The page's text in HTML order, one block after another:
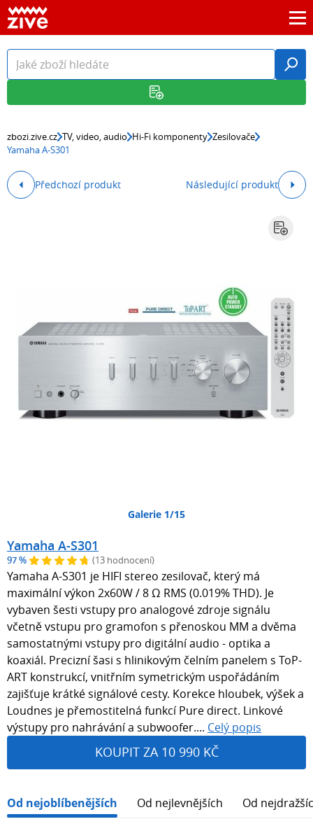
zbozi.zive.cz TV, video, audio Hi-Fi komponenty Zesilovače
Yamaha A-S301
Předchozí produkt Následující produkt
Galerie 1/15
Yamaha A-S301
97 % (13 hodnocení)
Yamaha A-S301 je HIFI stereo zesilovač, který má
maximální výkon 2x60W / 8 Ω RMS (0.019% THD). Je
vybaven šesti vstupy pro analogové zdroje signálu
včetně vstupu pro gramofon s přenoskou MM a dvěma
samostatnými vstupy pro digitální audio - optika a
koaxiál. Precizní šasi s hlinikovým čelním panelem s ToP-
ART konstrukcí, vnitřním symetrickým uspořádáním
zajišťuje krátké signálové cesty. Korekce hloubek, výšek a
Loudnes je přemostitelná funkcí Pure direct. Linkové
výstupy pro nahrávání a subwoofer.... Celý popis
KOUPIT ZA 10 990 KČ
Od nejoblíbenějších Od nejlevnějších Od